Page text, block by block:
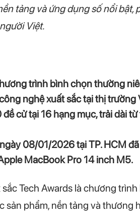
tảng và ứng dụng số nổi
Việt.
trình bình chọn thường
nghệ xuất sắc tại thị trường
cử tại 16 hạng mục, trải dài
08/01/2026 tại TP. HCM
MacBook Pro 14 inch M5.
Tech Awards là chương
sản phẩm, nền tảng và thương